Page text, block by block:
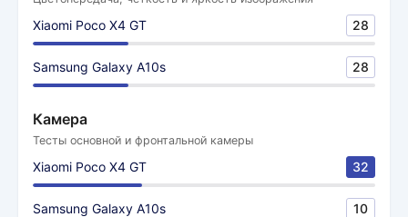
Xiaomi Poco X4 GT 28
Samsung Galaxy A10s 28
Камера
Тесты основной и фронтальной камеры
Xiaomi Poco X4 GT 32
Samsung Galaxy A10s 10